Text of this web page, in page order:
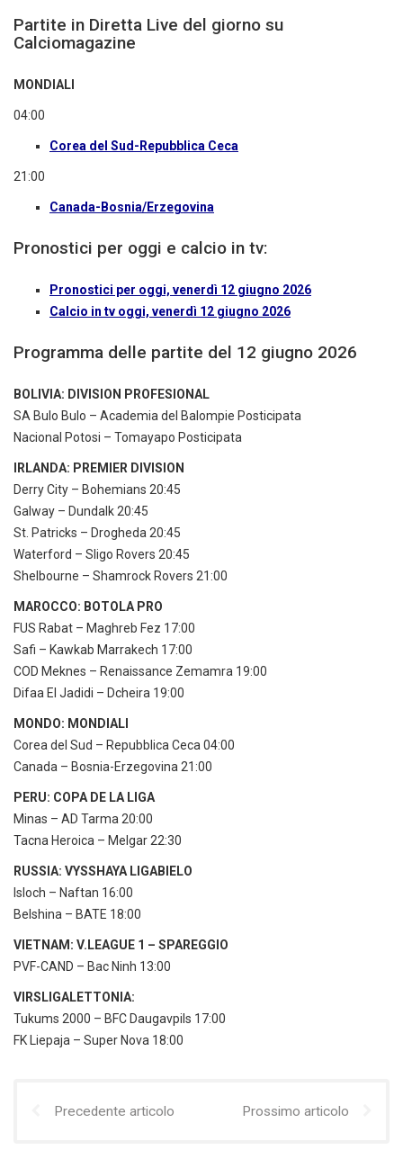
Partite in Diretta Live del giorno su
Calciomagazine
MONDIALI
04:00
Corea del Sud-Repubblica Ceca
21:00
Canada-Bosnia/Erzegovina
Pronostici per oggi e calcio in tv:
Pronostici per oggi, venerdì 12 giugno 2026
Calcio in tv oggi, venerdì 12 giugno 2026
Programma delle partite del 12 giugno 2026
BOLIVIA: DIVISION PROFESIONAL
SA Bulo Bulo – Academia del Balompie Posticipata
Nacional Potosi – Tomayapo Posticipata
IRLANDA: PREMIER DIVISION
Derry City – Bohemians 20:45
Galway – Dundalk 20:45
St. Patricks – Drogheda 20:45
Waterford – Sligo Rovers 20:45
Shelbourne – Shamrock Rovers 21:00
MAROCCO: BOTOLA PRO
FUS Rabat – Maghreb Fez 17:00
Safi – Kawkab Marrakech 17:00
COD Meknes – Renaissance Zemamra 19:00
Difaa El Jadidi – Dcheira 19:00
MONDO: MONDIALI
Corea del Sud – Repubblica Ceca 04:00
Canada – Bosnia-Erzegovina 21:00
PERU: COPA DE LA LIGA
Minas – AD Tarma 20:00
Tacna Heroica – Melgar 22:30
RUSSIA: VYSSHAYA LIGABIELO
Isloch – Naftan 16:00
Belshina – BATE 18:00
VIETNAM: V.LEAGUE 1 – SPAREGGIO
PVF-CAND – Bac Ninh 13:00
VIRSLIGALETTONIA:
Tukums 2000 – BFC Daugavpils 17:00
FK Liepaja – Super Nova 18:00
Precedente articolo Prossimo articolo